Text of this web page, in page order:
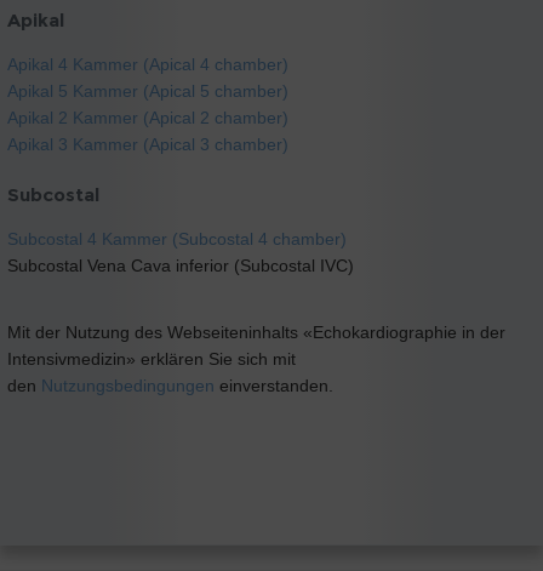
Apikal
Apikal 4 Kammer (Apical 4 chamber)
Apikal 5 Kammer (Apical 5 chamber)
Apikal 2 Kammer (Apical 2 chamber)
Apikal 3 Kammer (Apical 3 chamber)
Subcostal
Subcostal 4 Kammer (Subcostal 4 chamber)
Subcostal Vena Cava inferior (Subcostal IVC)
Mit der Nutzung des Webseiteninhalts «Echokardiographie in der
Intensivmedizin» erklären Sie sich mit
den Nutzungsbedingungen einverstanden.